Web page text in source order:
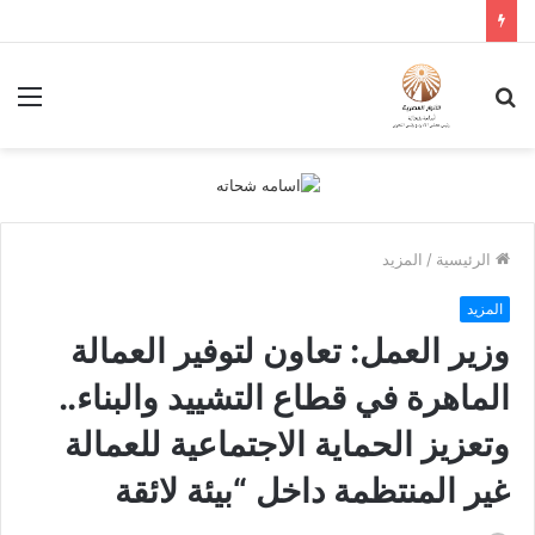
الرئيسية / المزيد
المزيد
وزير العمل: تعاون لتوفير العمالة
الماهرة في قطاع التشييد والبناء..
وتعزيز الحماية الاجتماعية للعمالة
غير المنتظمة داخل “بيئة لائقة